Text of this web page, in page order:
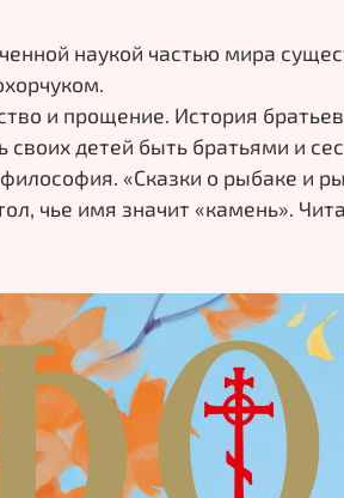
наукой частью мира
и прощение. История
своих детей быть братьями и
«Сказки о рыбаке и
чье имя значит «камень».